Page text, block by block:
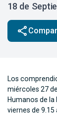
18 de
share
Los
miércoles 27
Humanos de
viernes de 9.15